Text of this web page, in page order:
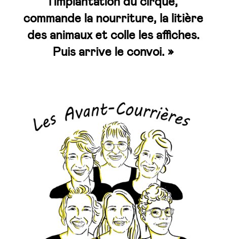
commande la nourriture, la litière
des animaux et colle les affiches.
Puis arrive le convoi. »